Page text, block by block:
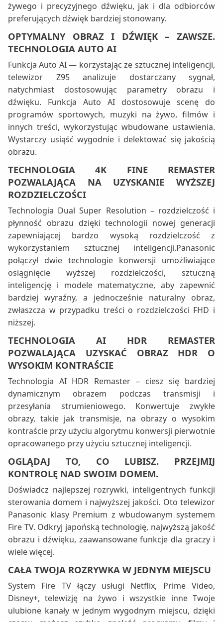
żywego i precyzyjnego dźwięku, jak i dla odbiorców
preferujących dźwięk bardziej stonowany.
OPTYMALNY OBRAZ I DŹWIĘK – ZAWSZE.
TECHNOLOGIA AUTO AI
Funkcja Auto AI — korzystając ze sztucznej inteligencji,
telewizor Z95 analizuje dostarczany sygnał,
natychmiast dostosowując parametry obrazu i
dźwięku. Funkcja Auto AI dostosowuje scenę do
programów sportowych, muzyki na żywo, filmów i
innych treści, wykorzystując wbudowane ustawienia.
Wystarczy usiąść wygodnie i delektować się jakością
obrazu.
TECHNOLOGIA 4K FINE REMASTER
POZWALAJĄCA NA UZYSKANIE WYŻSZEJ
ROZDZIELCZOŚCI
Technologia Dual Super Resolution – rozdzielczość i
płynność obrazu dzięki technologii nowej generacji
zapewniającej bardzo wysoką rozdzielczość z
wykorzystaniem sztucznej inteligencji.Panasonic
połączył dwie technologie konwersji umożliwiające
osiągnięcie wyższej rozdzielczości, sztuczną
inteligencję i modele matematyczne, aby zapewnić
bardziej wyraźny, a jednocześnie naturalny obraz,
zwłaszcza w przypadku treści o rozdzielczości FHD i
niższej.
TECHNOLOGIA AI HDR REMASTER
POZWALAJĄCA UZYSKAĆ OBRAZ HDR O
WYSOKIM KONTRAŚCIE
Technologia AI HDR Remaster – ciesz się bardziej
dynamicznym obrazem podczas transmisji i
przesyłania strumieniowego. Konwertuje zwykłe
obrazy, takie jak transmisje, na obrazy o wysokim
kontraście przy użyciu algorytmu konwersji pierwotnie
opracowanego przy użyciu sztucznej inteligencji.
OGLĄDAJ TO, CO LUBISZ. PRZEJMIJ
KONTROLĘ NAD SWOIM DOMEM.
Doświadcz najlepszej rozrywki, inteligentnych funkcji
sterowania domem i najwyższej jakości. Oto telewizor
Panasonic klasy Premium z wbudowanym systemem
Fire TV. Odkryj japońską technologię, najwyższą jakość
obrazu i dźwięku, zaawansowane funkcje dla graczy i
wiele więcej.
CAŁA TWOJA ROZRYWKA W JEDNYM MIEJSCU
System Fire TV łączy usługi Netflix, Prime Video,
Disney+, telewizję na żywo i wszystkie inne Twoje
ulubione kanały w jednym wygodnym miejscu, dzięki